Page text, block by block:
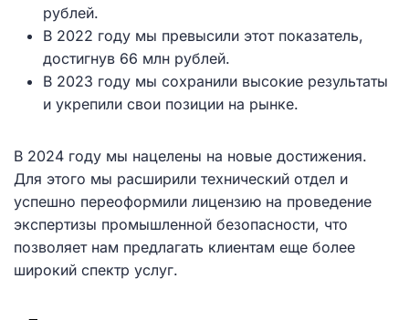
рублей.
В 2022 году мы превысили этот показатель,
достигнув 66 млн рублей.
В 2023 году мы сохранили высокие результаты
и укрепили свои позиции на рынке.
В 2024 году мы нацелены на новые достижения.
Для этого мы расширили технический отдел и
успешно переоформили лицензию на проведение
экспертизы промышленной безопасности, что
позволяет нам предлагать клиентам еще более
широкий спектр услуг.